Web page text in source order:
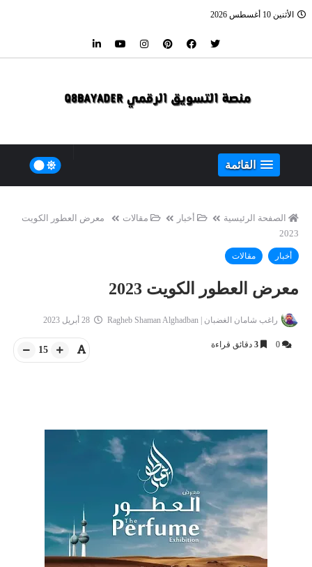
الأثنين 10 أغسطس 2026
القائمة
الصفحة الرئيسية أخبار مقالات
معرض العطور الكويت
2023
أخبار مقالات
معرض العطور الكويت 2023
راغب شامان الغضبان | Ragheb Shaman Alghadban
0
3 دقائق قراءة 15